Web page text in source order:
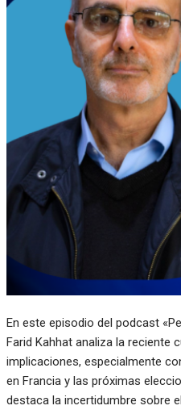
En este episodio del podcast
Farid Kahhat analiza la reciente
implicaciones, especialmente
en Francia y las próximas
destaca la incertidumbre sobre